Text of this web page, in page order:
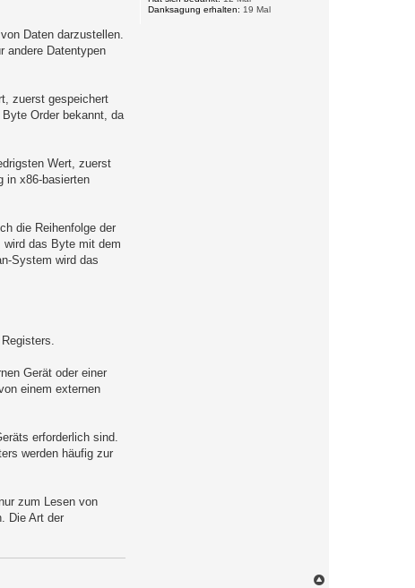
Danksagung erhalten: 19 Mal
Daten darzustellen.
andere Datentypen
zuerst gespeichert
Order bekannt, da
Wert, zuerst
in x86-basierten
die Reihenfolge der
das Byte mit dem
System wird das
Gerät oder einer
einem externen
erforderlich sind.
werden häufig zur
zum Lesen von
Die Art der